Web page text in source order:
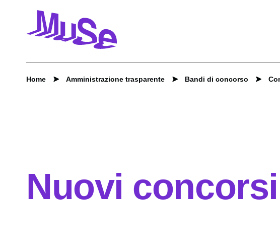
Home Amministrazione trasparente Bandi di concorso
Nuovi concorsi